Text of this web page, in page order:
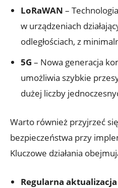
LoRaWAN –
w urządzeniach
odległościach, z
5G – Nowa generacja
umożliwia szybkie
dużej liczby
Warto również przyjrzeć
bezpieczeństwa przy
Kluczowe działania
Regularna